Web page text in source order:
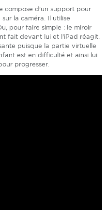
compose d'un support pour
la caméra. Il utilise
pour faire simple : le miroir
fait devant lui et l'iPad réagit.
puisque la partie virtuelle
est en difficulté et ainsi lui
progresser.